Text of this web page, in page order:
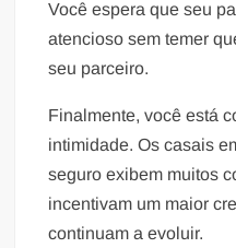
Você espera que seu
atencioso sem temer
seu parceiro.
Finalmente, você está
intimidade. Os casais
seguro exibem muitos
incentivam um maior
continuam a evoluir.